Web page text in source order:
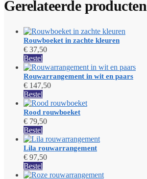
Gerelateerde producten
Rouwboeket in zachte kleuren
€ 37,50
Bestel
Rouwarrangement in wit en paars
€ 147,50
Bestel
Rood rouwboeket
€ 79,50
Bestel
Lila rouwarrangement
€ 97,50
Bestel